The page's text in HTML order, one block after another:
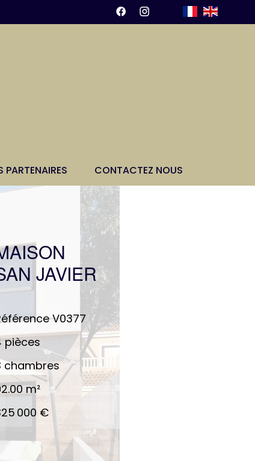
PARTENAIRES CONTACTEZ NOUS
JAVIER
V0377
pièces
chambres
m²
000 €